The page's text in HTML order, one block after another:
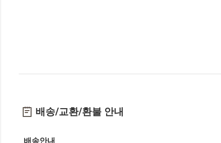
배송/교환/환불 안내
배송안내